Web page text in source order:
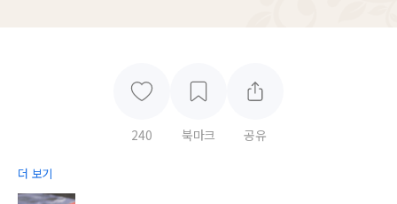
240 북마크 공유
더 보기